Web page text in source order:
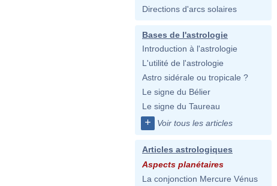
Directions d'arcs solaires
Bases de l'astrologie
Introduction à l'astrologie
L'utilité de l'astrologie
Astro sidérale ou tropicale ?
Le signe du Bélier
Le signe du Taureau
+ Voir tous les articles
Articles astrologiques
Aspects planétaires
La conjonction Mercure Vénus